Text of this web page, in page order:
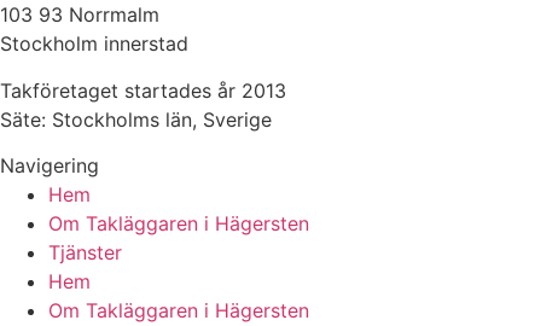
103 93 Norrmalm
Stockholm innerstad
Takföretaget startades år 2013
Säte: Stockholms län, Sverige
Navigering
Hem
Om Takläggaren i Hägersten
Tjänster
Hem
Om Takläggaren i Hägersten